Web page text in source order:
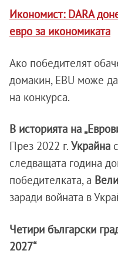
Икономист: DARA
евро за икономиката
Ако победителят
домакин, EBU може
на конкурса.
В историята на
През 2022 г. Украйна
следващата година
победителката, а
заради войната в
Четири български
2027“